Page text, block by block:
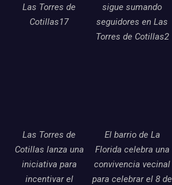
Las Torres de
Cotillas17
sigue sumando
seguidores en Las
Torres de Cotillas2
Las Torres de
Cotillas lanza una
iniciativa para
incentivar el
El barrio de La
Florida celebra una
convivencia vecinal
para celebrar el 8 de